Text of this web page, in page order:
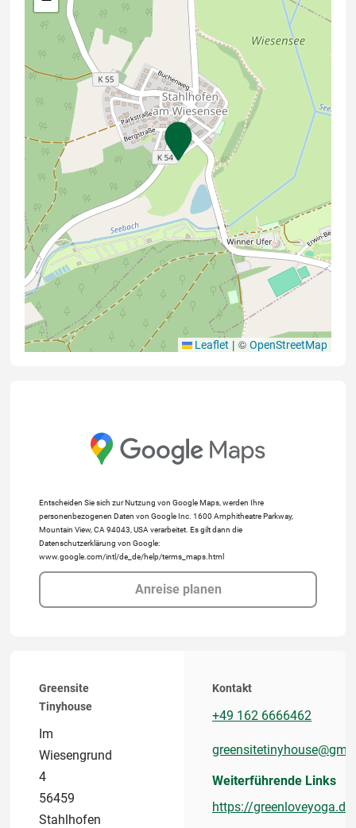
Leaflet | © OpenStreetMap
Entscheiden Sie sich zur Nutzung von Google Maps, werden Ihre
personenbezogenen Daten von Google Inc. 1600 Amphitheatre Parkway,
Mountain View, CA 94043, USA verarbeitet. Es gilt dann die
Datenschutzerklärung von Google:
www.google.com/intl/de_de/help/terms_maps.html
Anreise planen
Greensite
Tinyhouse
Im
Wiesengrund
4
56459
Stahlhofen
Kontakt
+49 162 6666462
Weiterführende Links
https://greenloveyoga.de